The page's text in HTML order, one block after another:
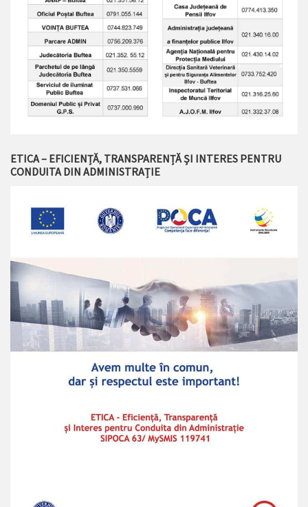
ETICA – EFICIENȚĂ, TRANSPARENȚĂ ȘI INTERES PENTRU
CONDUITA DIN ADMINISTRAȚIE